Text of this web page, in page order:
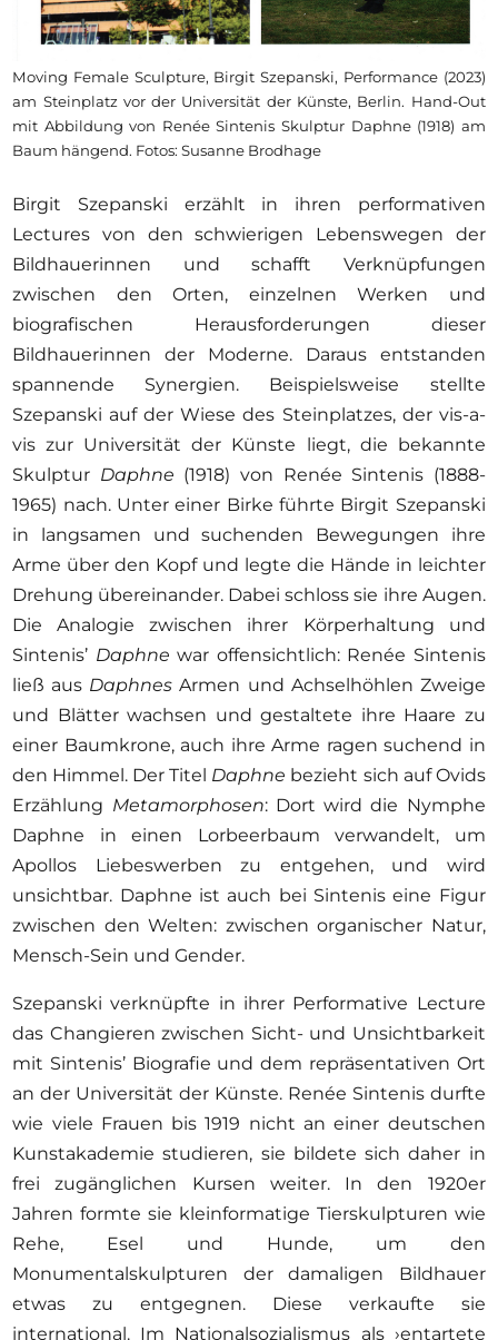
Moving Female Sculpture, Birgit Szepanski, Performance (2023)
am Steinplatz vor der Universität der Künste, Berlin. Hand-Out
mit Abbildung von Renée Sintenis Skulptur Daphne (1918) am
Baum hängend. Fotos: Susanne Brodhage
Birgit Szepanski erzählt in ihren performativen
Lectures von den schwierigen Lebenswegen der
Bildhauerinnen und schafft Verknüpfungen
zwischen den Orten, einzelnen Werken und
biografischen Herausforderungen dieser
Bildhauerinnen der Moderne. Daraus entstanden
spannende Synergien. Beispielsweise stellte
Szepanski auf der Wiese des Steinplatzes, der vis-a-
vis zur Universität der Künste liegt, die bekannte
Skulptur Daphne (1918) von Renée Sintenis (1888-
1965) nach. Unter einer Birke führte Birgit Szepanski
in langsamen und suchenden Bewegungen ihre
Arme über den Kopf und legte die Hände in leichter
Drehung übereinander. Dabei schloss sie ihre Augen.
Die Analogie zwischen ihrer Körperhaltung und
Sintenis’ Daphne war offensichtlich: Renée Sintenis
ließ aus Daphnes Armen und Achselhöhlen Zweige
und Blätter wachsen und gestaltete ihre Haare zu
einer Baumkrone, auch ihre Arme ragen suchend in
den Himmel. Der Titel Daphne bezieht sich auf Ovids
Erzählung Metamorphosen: Dort wird die Nymphe
Daphne in einen Lorbeerbaum verwandelt, um
Apollos Liebeswerben zu entgehen, und wird
unsichtbar. Daphne ist auch bei Sintenis eine Figur
zwischen den Welten: zwischen organischer Natur,
Mensch-Sein und Gender.
Szepanski verknüpfte in ihrer Performative Lecture
das Changieren zwischen Sicht- und Unsichtbarkeit
mit Sintenis’ Biografie und dem repräsentativen Ort
an der Universität der Künste. Renée Sintenis durfte
wie viele Frauen bis 1919 nicht an einer deutschen
Kunstakademie studieren, sie bildete sich daher in
frei zugänglichen Kursen weiter. In den 1920er
Jahren formte sie kleinformatige Tierskulpturen wie
Rehe, Esel und Hunde, um den
Monumentalskulpturen der damaligen Bildhauer
etwas zu entgegnen. Diese verkaufte sie
international. Im Nationalsozialismus als ›entartete